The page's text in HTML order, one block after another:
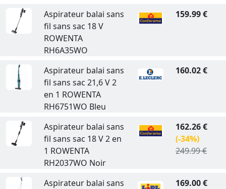
Aspirateur balai sans
fil sans sac 18 V
ROWENTA
RH6A35WO
159.99 €
Aspirateur balai sans
fil sans sac 21,6 V 2
en 1 ROWENTA
RH6751WO Bleu
160.02 €
Aspirateur balai sans
fil sans sac 18 V 2 en
1 ROWENTA
RH2037WO Noir
162.26 €
(-34%)
249.99 €
Aspirateur balai sans
169.00 €